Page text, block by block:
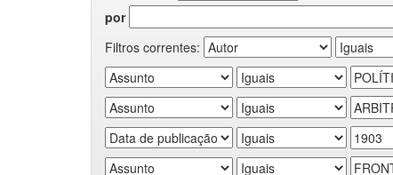
por
Filtros correntes: